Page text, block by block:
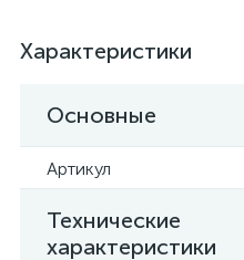
Характеристики
Основные
Артикул
Технические
характеристики